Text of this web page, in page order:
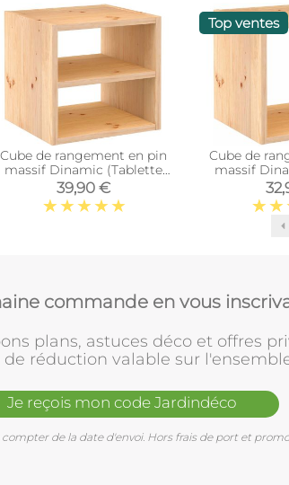
Cube de rangement en pin
massif Dinamic (Tablette
intermédiaire)
39,90 €
Top ventes
Cube de
massif
commande en vous
plans, astuces déco et offres
de réduction valable sur
Je reçois mon code Jardindéco
compter de la date d'envoi. Hors frais de port et